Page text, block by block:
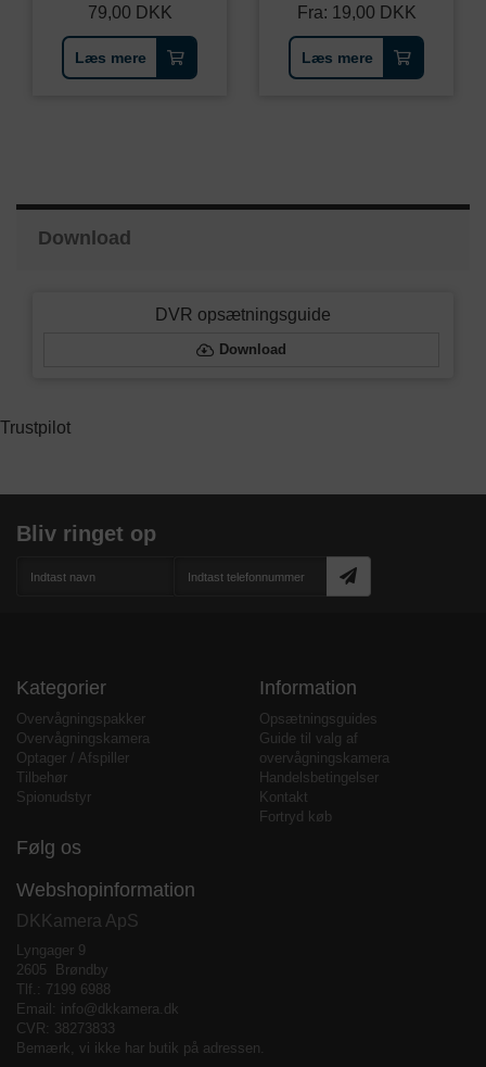
79,00 DKK
Læs mere
Fra: 19,00 DKK
Læs mere
Download
DVR opsætningsguide
Download
Trustpilot
Bliv ringet op
Kategorier
Overvågningspakker
Overvågningskamera
Optager / Afspiller
Tilbehør
Spionudstyr
Information
Opsætningsguides
Guide til valg af
overvågningskamera
Handelsbetingelser
Kontakt
Fortryd køb
Følg os
Webshopinformation
DKKamera ApS
Lyngager 9
2605
Brøndby
Tlf.: 7199 6988
Email: info@dkkamera.dk
CVR: 38273833
Bemærk, vi ikke har butik på adressen.